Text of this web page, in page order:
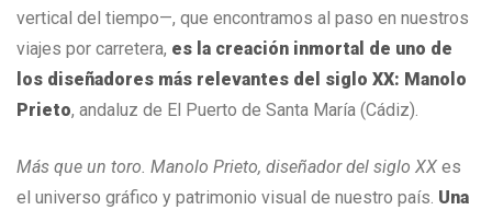
vertical del tiempo—, que encontramos al paso en nuestros
viajes por carretera, es la creación inmortal de uno de
los diseñadores más relevantes del siglo XX: Manolo
Prieto, andaluz de El Puerto de Santa María (Cádiz).
Más que un toro. Manolo Prieto, diseñador del siglo XX es
el universo gráfico y patrimonio visual de nuestro país. Una